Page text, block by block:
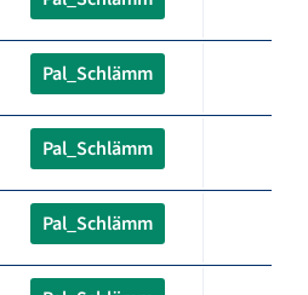
Pal_Schlämm
Pal_Schlämm
Pal_Schlämm